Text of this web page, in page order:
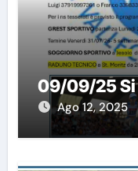
09/09/25
Ago 12, 2025